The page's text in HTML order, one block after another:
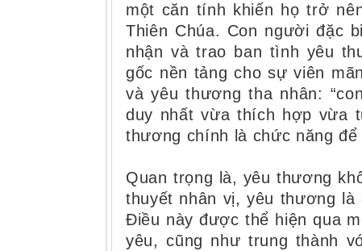
một căn tính khiến họ trở
Thiên Chúa. Con người đặc
nhận và trao ban tình yêu
gốc nền tảng cho sự viên
và yêu thương tha nhân:
duy nhất vừa thích hợp vừa
thương chính là chức năng
Quan trọng là, yêu thương
thuyết nhân vị, yêu thương
Điều này được thể hiện qua
yêu, cũng như trung thành